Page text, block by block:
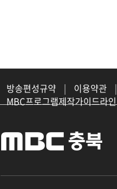
방송편성규약 | 이용약관 |
MBC프로그램제작가이드라인